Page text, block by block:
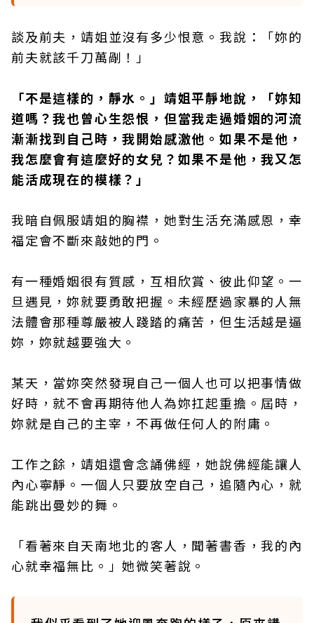
談及前夫，靖姐並沒有多少恨意。我說：「妳的
前夫就該千刀萬剮！」
「不是這樣的，靜水。」靖姐平靜地說，「妳知
道嗎？我也曾心生怨恨，但當我走過婚姻的河流
漸漸找到自己時，我開始感激他。如果不是他，
我怎麼會有這麼好的女兒？如果不是他，我又怎
能活成現在的模樣？」
我暗自佩服靖姐的胸襟，她對生活充滿感恩，幸
福定會不斷來敲她的門。
有一種婚姻很有質感，互相欣賞、彼此仰望。一
旦遇見，妳就要勇敢把握。未經歷過家暴的人無
法體會那種尊嚴被人踐踏的痛苦，但生活越是逼
妳，妳就越要強大。
某天，當妳突然發現自己一個人也可以把事情做
好時，就不會再期待他人為妳扛起重擔。屆時，
妳就是自己的主宰，不再做任何人的附庸。
工作之餘，靖姐還會念誦佛經，她說佛經能讓人
內心寧靜。一個人只要放空自己，追隨內心，就
能跳出曼妙的舞。
「看著來自天南地北的客人，聞著書香，我的內
心就幸福無比。」她微笑著說。